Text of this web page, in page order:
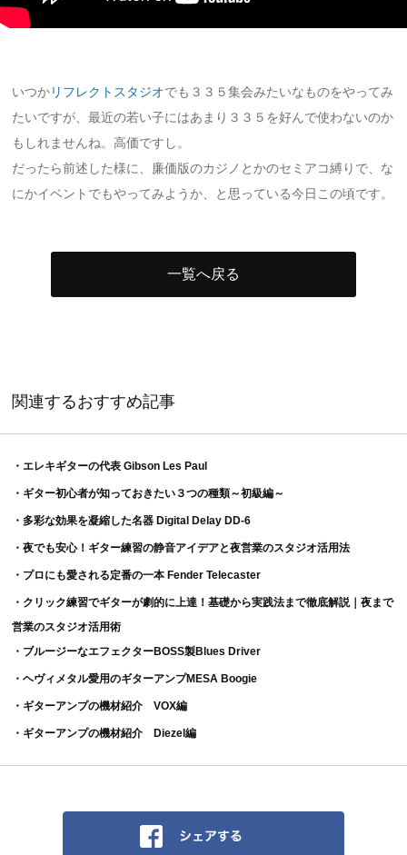
いつかリフレクトスタジオでも３３５集会みたいなものをやってみ
たいですが、最近の若い子にはあまり３３５を好んで使わないのか
もしれませんね。高価ですし。
だったら前述した様に、廉価版のカジノとかのセミアコ縛りで、な
にかイベントでもやってみようか、と思っている今日この頃です。
一覧へ戻る
関連するおすすめ記事
・エレキギターの代表 Gibson Les Paul
・ギター初心者が知っておきたい３つの種類～初級編～
・多彩な効果を凝縮した名器 Digital Delay DD-6
・夜でも安心！ギター練習の静音アイデアと夜営業のスタジオ活用法
・プロにも愛される定番の一本 Fender Telecaster
・クリック練習でギターが劇的に上達！基礎から実践法まで徹底解説｜夜まで
営業のスタジオ活用術
・ブルージーなエフェクターBOSS製Blues Driver
・ヘヴィメタル愛用のギターアンプMESA Boogie
・ギターアンプの機材紹介 VOX編
・ギターアンプの機材紹介 Diezel編